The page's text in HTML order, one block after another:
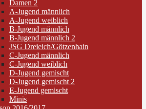
Damen 2
A-Jugend männlich
A-Jugend weiblich
B-Jugend männlich
B-Jugend männlich 2
JSG Dreieich/Götzenhain
C-Jugend männlich
C-Jugend weiblich
D-Jugend gemischt
D-Jugend gemischt 2
E-Jugend gemischt
Minis